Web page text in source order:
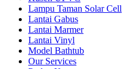
Lampu Taman Solar Cell
Lantai Gabus
Lantai Marmer
Lantai Vinyl
Model Bathtub
Our Services